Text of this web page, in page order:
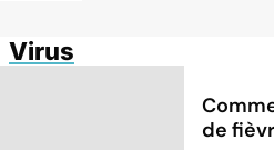
Virus
de